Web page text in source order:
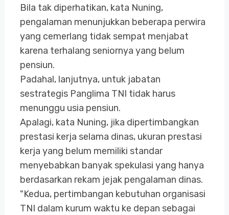
Bila tak diperhatikan, kata Nuning,
pengalaman menunjukkan beberapa perwira
yang cemerlang tidak sempat menjabat
karena terhalang seniornya yang belum
pensiun.
Padahal, lanjutnya, untuk jabatan
sestrategis Panglima TNI tidak harus
menunggu usia pensiun.
Apalagi, kata Nuning, jika dipertimbangkan
prestasi kerja selama dinas, ukuran prestasi
kerja yang belum memiliki standar
menyebabkan banyak spekulasi yang hanya
berdasarkan rekam jejak pengalaman dinas.
"Kedua, pertimbangan kebutuhan organisasi
TNI dalam kurum waktu ke depan sebagai